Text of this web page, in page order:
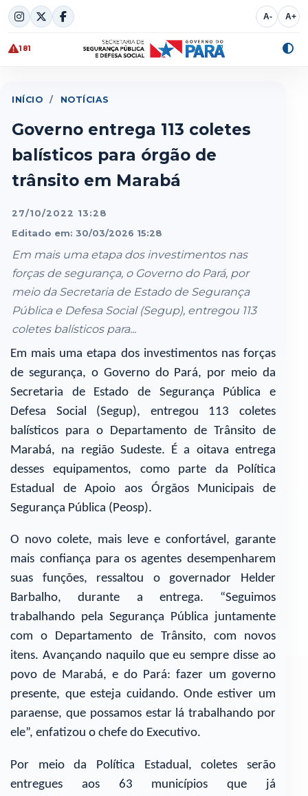
Skip
to
content
A- A+
181
INÍCIO / NOTÍCIAS
Governo entrega 113 coletes
balísticos para órgão de
trânsito em Marabá
27/10/2022 13:28
Editado em: 30/03/2026 15:28
Em mais uma etapa dos investimentos nas
forças de segurança, o Governo do Pará, por
meio da Secretaria de Estado de Segurança
Pública e Defesa Social (Segup), entregou 113
coletes balísticos para...
Em mais uma etapa dos investimentos nas forças
de segurança, o Governo do Pará, por meio da
Secretaria de Estado de Segurança Pública e
Defesa Social (Segup), entregou 113 coletes
balísticos para o Departamento de Trânsito de
Marabá, na região Sudeste. É a oitava entrega
desses equipamentos, como parte da Política
Estadual de Apoio aos Órgãos Municipais de
Segurança Pública (Peosp).
O novo colete, mais leve e confortável, garante
mais confiança para os agentes desempenharem
suas funções, ressaltou o governador Helder
Barbalho, durante a entrega. “Seguimos
trabalhando pela Segurança Pública juntamente
com o Departamento de Trânsito, com novos
itens. Avançando naquilo que eu sempre disse ao
povo de Marabá, e do Pará: fazer um governo
presente, que esteja cuidando. Onde estiver um
paraense, que possamos estar lá trabalhando por
ele”, enfatizou o chefe do Executivo.
Por meio da Política Estadual, coletes serão
entregues aos 63 municípios que já